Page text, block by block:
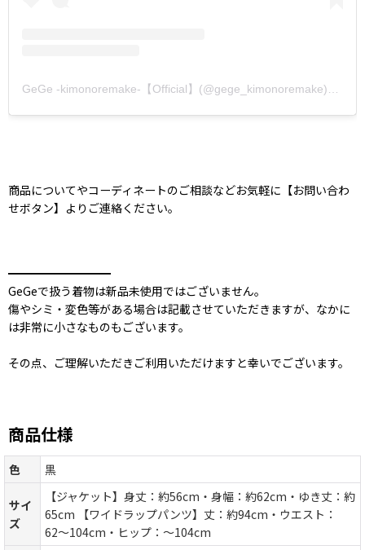
商品についてやコーディネートのご相談などお気軽に【お問い合わ
せボタン】よりご連絡ください。
━━━━━━━━━
GeGeで扱う着物は新品未使用ではございません。
傷やシミ・変色等がある場合は記載させていただきますが、なかに
は非常に小さなものもございます。
その点、ご理解いただきご利用いただけますと幸いでございます。
商品仕様
色 黒
サイ
ズ
【ジャケット】身丈：約56cm・身幅：約62cm・ゆき丈：約
65cm 【ワイドラップパンツ】丈：約94cm・ウエスト：
62〜104cm・ヒップ：〜104cm